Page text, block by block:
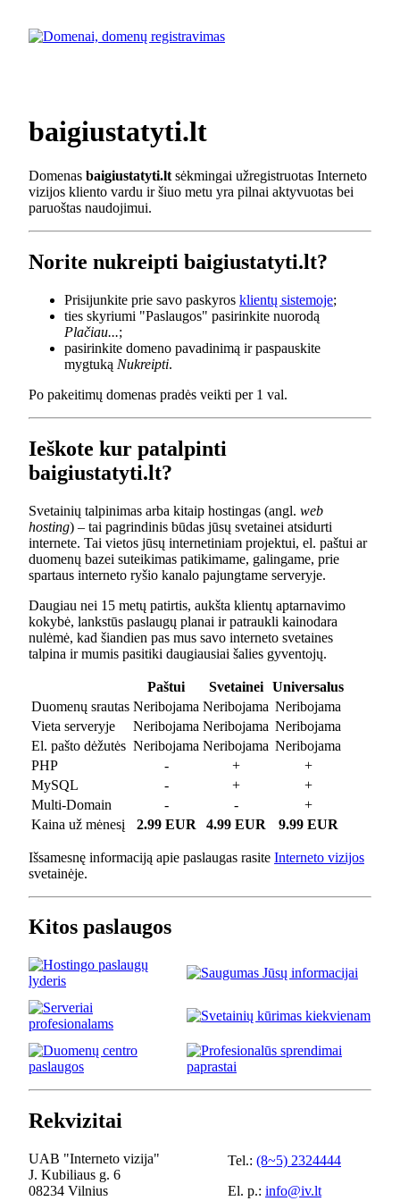
baigiustatyti.lt
Domenas baigiustatyti.lt sėkmingai užregistruotas Interneto
vizijos kliento vardu ir šiuo metu yra pilnai aktyvuotas bei
paruoštas naudojimui.
Norite nukreipti baigiustatyti.lt?
Prisijunkite prie savo paskyros klientų sistemoje;
ties skyriumi "Paslaugos" pasirinkite nuorodą
Plačiau...;
pasirinkite domeno pavadinimą ir paspauskite
mygtuką Nukreipti.
Po pakeitimų domenas pradės veikti per 1 val.
Ieškote kur patalpinti
baigiustatyti.lt?
Svetainių talpinimas arba kitaip hostingas (angl. web
hosting) – tai pagrindinis būdas jūsų svetainei atsidurti
internete. Tai vietos jūsų internetiniam projektui, el. paštui ar
duomenų bazei suteikimas patikimame, galingame, prie
spartaus interneto ryšio kanalo pajungtame serveryje.
Daugiau nei 15 metų patirtis, aukšta klientų aptarnavimo
kokybė, lankstūs paslaugų planai ir patraukli kainodara
nulėmė, kad šiandien pas mus savo interneto svetaines
talpina ir mumis pasitiki daugiausiai šalies gyventojų.
Paštui Svetainei
Universalus
Duomenų srautas Neribojama Neribojama Neribojama
Vieta serveryje
Neribojama Neribojama Neribojama
El. pašto dėžutės Neribojama Neribojama Neribojama
PHP
- +
+
MySQL
- +
+
Multi-Domain
- -
+
Kaina už mėnesį
2.99 EUR 4.99 EUR 9.99 EUR
Išsamesnę informaciją apie paslaugas rasite Interneto vizijos
svetainėje.
Kitos paslaugos
Rekvizitai
UAB "Interneto vizija"
J. Kubiliaus g. 6
08234 Vilnius
Tel.: (8~5) 2324444
El. p.: info@iv.lt